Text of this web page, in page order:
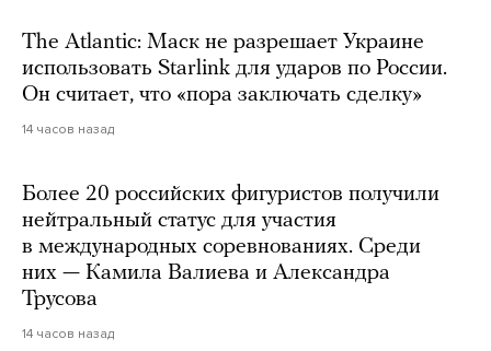
The Atlantic: Маск не разрешает Украине
использовать Starlink для ударов по России.
Он считает, что «пора заключать сделку»
14 часов назад
Более 20 российских фигуристов получили
нейтральный статус для участия
в международных соревнованиях. Среди
них — Камила Валиева и Александра
Трусова
14 часов назад